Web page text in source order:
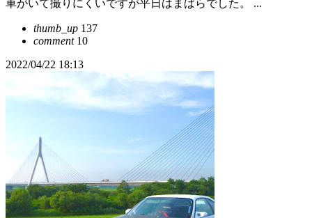
車がいて撮りにくいですが平日はまばらでした。 ...
thumb_up 137
comment10
2022/04/22 18:13